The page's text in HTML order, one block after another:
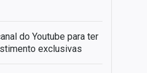
do Youtube para ter
exclusivas